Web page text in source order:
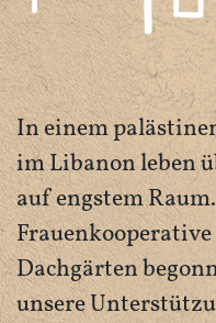
In einem
im Libanon leben
auf engstem
Dachgärten
unsere